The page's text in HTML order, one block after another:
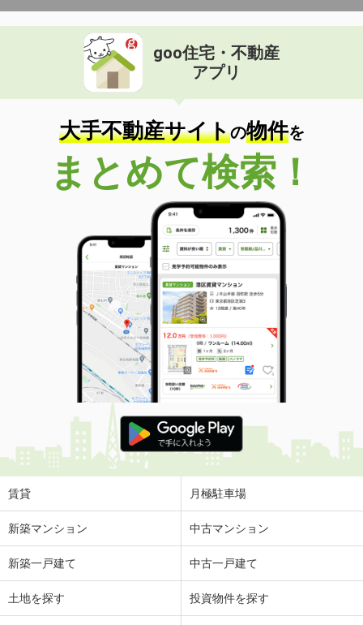
goo住宅・不動産
アプリ
大手不動産サイトの物件を
まとめて検索！
賃貸 月極駐車場
新築マンション 中古マンション
新築一戸建て 中古一戸建て
土地を探す 投資物件を探す